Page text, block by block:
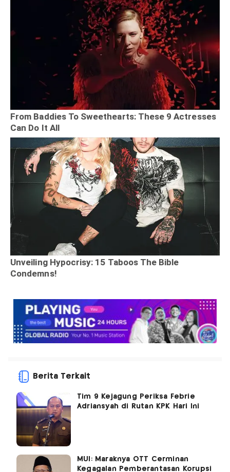
Berita Terkait
Tim 9 Kejagung Periksa Febrie
Adriansyah di Rutan KPK Hari Ini
MUI: Maraknya OTT Cerminan
Kegagalan Pemberantasan Korupsi